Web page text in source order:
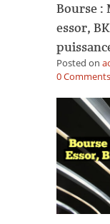
Bourse :
essor,
Posted on
0Comments